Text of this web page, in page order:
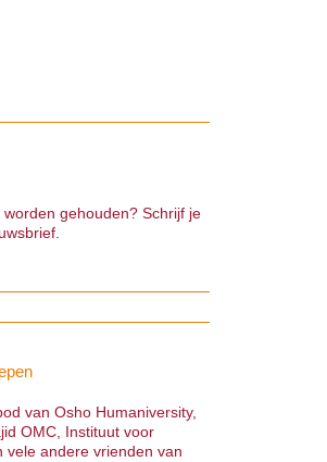
gehouden? Schrijf je
van Osho Humaniversity,
OMC, Instituut voor
vele andere vrienden van